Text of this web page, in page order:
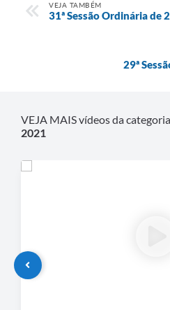
VEJA TAMBÉM
31ª Sessão Ordinária de
29ª
VEJA MAIS vídeos da categoria
2021